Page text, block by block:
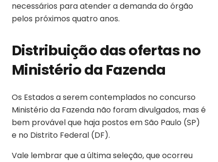
necessários para atender a demanda do órgão
pelos próximos quatro anos.
Distribuição das ofertas no
Ministério da Fazenda
Os Estados a serem contemplados no concurso
Ministério da Fazenda não foram divulgados, mas é
bem provável que haja postos em São Paulo (SP)
e no Distrito Federal (DF).
Vale lembrar que a última seleção, que ocorreu